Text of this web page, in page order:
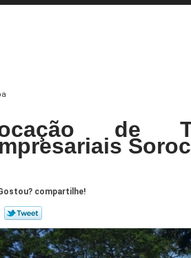
de
compartilhe!